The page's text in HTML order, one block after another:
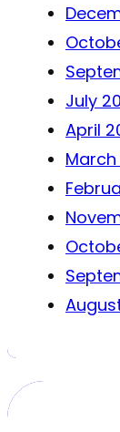
July
April